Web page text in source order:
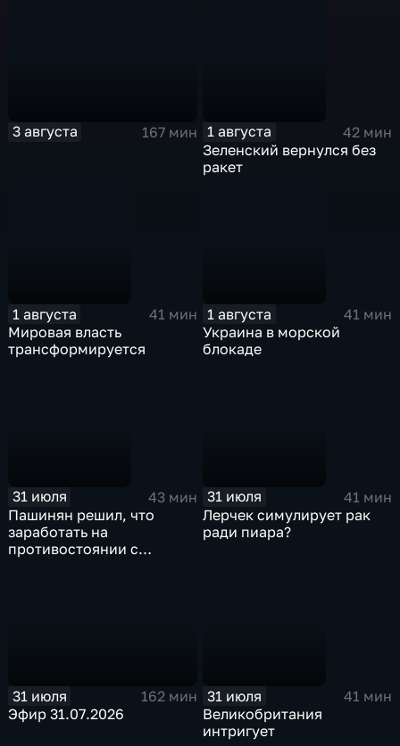
3 августа 167 мин 1 августа
42 мин
Зеленский вернулся без
ракет
1 августа
41 мин
Мировая власть
трансформируется
1 августа
41 мин
Украина в морской
блокаде
31 июля
43 мин
Пашинян решил, что
заработать на
противостоянии с
31 июля
41 мин
Лерчек симулирует рак
ради пиара?
31 июля
162 мин
Эфир 31.07.2026
31 июля
41 мин
Великобритания
интригует